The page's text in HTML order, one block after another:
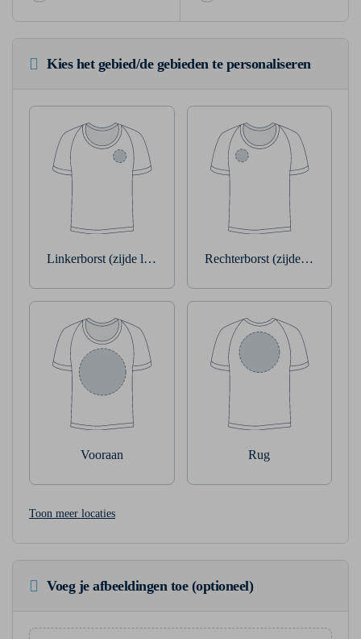
Kies het gebied/de gebieden te personaliseren
Linkerborst (zijde linkerarm) Rechterborst (zijde
Vooraan Rug
Toon meer locaties
Voeg je afbeeldingen toe (optioneel)